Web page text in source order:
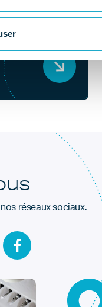
réseaux sociaux.